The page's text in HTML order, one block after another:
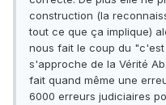
construction (la
tout ce que ça implique)
nous fait le coup du
s'approche de la Vérité
fait quand même une
6000 erreurs judiciaires